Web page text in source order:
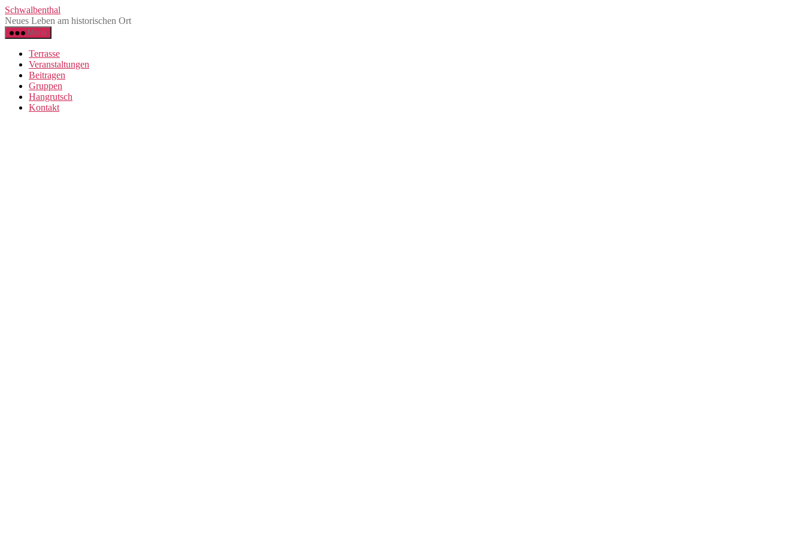
Zum
Inhalt
springen
Schwalbenthal
Neues Leben am historischen Ort
Menü
Terrasse
Veranstaltungen
Beitragen
Gruppen
Hangrutsch
Kontakt